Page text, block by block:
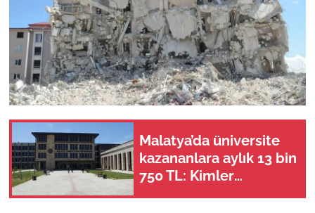
Malatya’da üniversite
kazananlara aylık 13 bin
750 TL: Kimler